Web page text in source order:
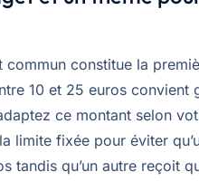
constitue la
10 et 25 euros convient
ce montant selon
limite fixée pour éviter
tandis qu’un autre reçoit